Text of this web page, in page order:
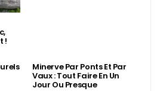
!
Minerve Par Ponts Et Par
Vaux : Tout Faire En Un
Jour Ou Presque